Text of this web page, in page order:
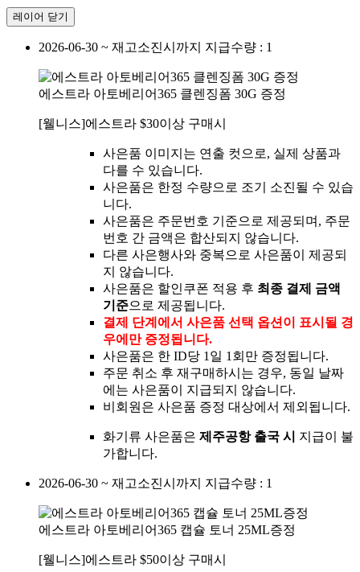
레이어 닫기
2026-06-30 ~ 재고소진시까지 지급수량 : 1
에스트라 아토베리어365 클렌징폼 30G 증정
[웰니스]에스트라 $30이상 구매시
사은품 이미지는 연출 컷으로, 실제 상품과
다를 수 있습니다.
사은품은 한정 수량으로 조기 소진될 수 있습
니다.
사은품은 주문번호 기준으로 제공되며, 주문
번호 간 금액은 합산되지 않습니다.
다른 사은행사와 중복으로 사은품이 제공되
지 않습니다.
사은품은 할인쿠폰 적용 후 최종 결제 금액
기준으로 제공됩니다.
결제 단계에서 사은품 선택 옵션이 표시될 경
우에만 증정됩니다.
사은품은 한 ID당 1일 1회만 증정됩니다.
주문 취소 후 재구매하시는 경우, 동일 날짜
에는 사은품이 지급되지 않습니다.
비회원은 사은품 증정 대상에서 제외됩니다.
화기류 사은품은 제주공항 출국 시
지급이 불
가합니다.
2026-06-30 ~ 재고소진시까지 지급수량 : 1
에스트라 아토베리어365 캡슐 토너 25ML증정
[웰니스]에스트라 $50이상 구매시